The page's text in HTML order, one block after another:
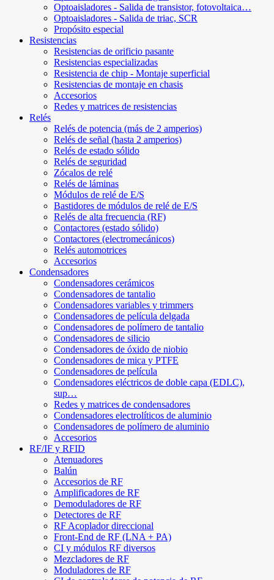
Optoaisladores - Salida de transistor, fotovoltaica…
Optoaisladores - Salida de triac, SCR
Propósito especial
Resistencias
Resistencias de orificio pasante
Resistencias especializadas
Resistencia de chip - Montaje superficial
Resistencias de montaje en chasis
Accesorios
Redes y matrices de resistencias
Relés
Relés de potencia (más de 2 amperios)
Relés de señal (hasta 2 amperios)
Relés de estado sólido
Relés de seguridad
Zócalos de relé
Relés de láminas
Módulos de relé de E/S
Bastidores de módulos de relé de E/S
Relés de alta frecuencia (RF)
Contactores (estado sólido)
Contactores (electromecánicos)
Relés automotrices
Accesorios
Condensadores
Condensadores cerámicos
Condensadores de tantalio
Condensadores variables y trimmers
Condensadores de película delgada
Condensadores de polímero de tantalio
Condensadores de silicio
Condensadores de óxido de niobio
Condensadores de mica y PTFE
Condensadores de película
Condensadores eléctricos de doble capa (EDLC),
sup…
Redes y matrices de condensadores
Condensadores electrolíticos de aluminio
Condensadores de polímero de aluminio
Accesorios
RF/IF y RFID
Atenuadores
Balún
Accesorios de RF
Amplificadores de RF
Demoduladores de RF
Detectores de RF
RF Acoplador direccional
Front-End de RF (LNA + PA)
CI y módulos RF diversos
Mezcladores de RF
Moduladores de RF